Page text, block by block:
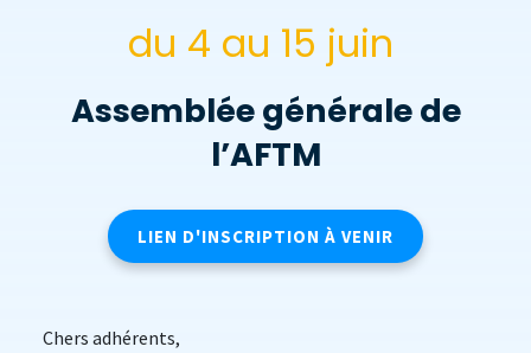
du 4 au 15 juin
Assemblée générale de
l’AFTM
LIEN D'INSCRIPTION À VENIR
Chers adhérents,